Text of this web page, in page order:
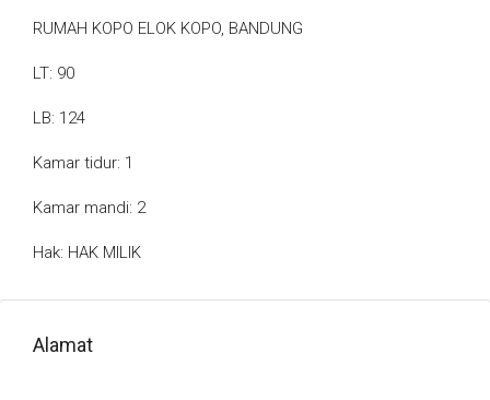
RUMAH KOPO ELOK KOPO, BANDUNG
LT: 90
LB: 124
Kamar tidur: 1
Kamar mandi: 2
Hak: HAK MILIK
Alamat